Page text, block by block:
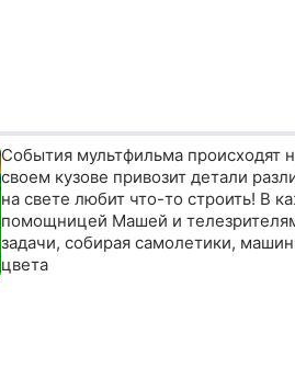
События мультфильма происходят
своем кузове привозит детали
на свете любит что-то строить! В
помощницей Машей и
задачи, собирая самолетики,
цвета